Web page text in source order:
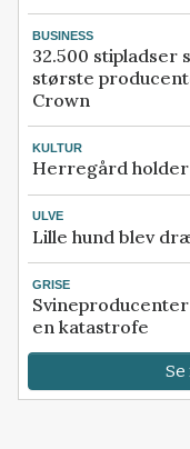
BUSINESS
32.500 stipladser
største
Crown
KULTUR
Herregård
ULVE
Lille hund blev
GRISE
en katastrofe